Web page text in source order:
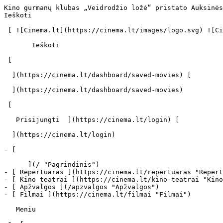
Kino gurmanų klubas „Veidrodžio ložė“ pristato Auksinės palmės šakelės laimėtoją – filmą „Žiemos miegas“ ir kviečia diskutuoti - cinema.lt                            Ieškoti     

 [ ![Cinema.lt](https://cinema.lt/images/logo.svg) ![Cinema.lt](https://cinema.lt/images/favicon.svg) ](https://cinema.lt "Cinema.lt")

       Ieškoti     

 [  

  ](https://cinema.lt/dashboard/saved-movies) [  

  ](https://cinema.lt/dashboard/saved-movies)

 [  

   Prisijungti  ](https://cinema.lt/login) [  

  ](https://cinema.lt/login) 

- [  

      ](/ "Pagrindinis")
- [ Repertuaras ](https://cinema.lt/repertuaras "Repertuaras")
- [ Kino teatrai ](https://cinema.lt/kino-teatrai "Kino teatrai")
- [ Apžvalgos ](/apzvalgos "Apžvalgos")
- [ Filmai ](https://cinema.lt/filmai "Filmai")

   Meniu   

 1. [ 

      cinema.lt  ](/)
2. [  Naujienos  ](https://cinema.lt/naujienos)
3. Kino gurmanų klubas „Veidrodžio ložė“ pristato Auksinės palmės šakelės laimėtoją – filmą „Žiemos miegas“ ir kviečia diskutuoti

Kino gurmanų klubas „Veidrodžio ložė“ pristato Auksinės palmės šakelės laimėtoją – filmą „Žiemos miegas“ ir kviečia diskutuoti
==============================================================================================================================

 Vasario 19 d. 17:30 val. kino centro „Garsas" kino gurmanų klubas „Veidrodžio ložė" vėl plačiai atveria duris į neaprėpiamą kino pasaulį ir visus gero kino mėgėjus kviečia ne tik žiūrėti filmus, bet ir diskutuoti, kalbėtis, ieškoti sprendimų į filme keliamus klausimus. Šiais metais pirmoji „Veidrodžio ložė" skirta prancūzų Tarptautiniame Kanų festivalyje pagrindinį prizą - Auksinę palmės šakelę laimėjusiam filmui „Žiemos miegas". Žiūrovų laukia gilus, įstabiai įtraukiantis ir iki paskutinės minutės nepaleidžiantis turkų filmas. O po filmo tradiciškai prie karštos arbatos puodelio žiūrovai kviečiami diskutuoti, kalbėtis. Diskusiją moderuos kino kritikas Ramūnas Aušrotas (Kaunas).

 Peizažas kaip mėnulyje, atšiaurus oras ir dramaturgija, kurios pavydėtų pats Antonas Čechovas, jei tik būtų gyvas ir žiūrėtų kiną. Būtent toks yra turkų režisieriaus Nuri Bilge Ceylano filmas „Žiemos miegas" (angl. Winter Sleep, 2014). Filmas pasakoja apie centrinėje Anatolijoje gyvenantį viešbučio savininką Aydiną, buvusį aktorių, išgyvenantį egzistencinę bei kūrybinę krizę. Aydinas įsitikinęs, esąs reikšminga figūra savo miestelyje. Jis turi skiltį vietiniame laikraštyje ir rašo knygą apie Turkijos teatro istoriją, tačiau simpatijų jis nesulaukia nei iš miestelėnų, nei iš savo artimųjų. Kino kritikai filmą vadina „visiškai užvaldančiu dėmesį, pasižyminčiu ypatinga vaidyba" („Indiewire"), „kerinčiu filmu" („The Guardian|"), „įtraukiančiu ir užburiančiu opusu" („Variety").

 „Man nepatinka komedijos, nemėgstu juoktis", - sako Ceylanas. Ir tuo sunku patikėti, nes jo kūryba pasižymi intelektualiu humoro jausmu. Vis dėlto geriausiai jam sekasi kurti dramas. Paskutinė - „Žiemos miegas" - giliu psichologizmu, literatūrinėmis nuorodomis bei įtikinančiais charakteriais taip apžavi Tarptautinio Kanų kino festivalio komisiją, kad ši apdovanoja filmą pačiu pagrindiniu apdovanojimu -„Auksine palmės šakele", kino kritikai taip pat liko neabejingi - suteikė savo prestižinį FIPRESCI prizą.

 Prancūzų dienraštis „Libération" cituoja Nuri Bilge Ceylano (pavardę reikia tarti „Dželanas") žodžius: „Šiemet sukanka šimtas metų turkų kinui. Nuostabus sutapimas." Režisierius skyrė savo apdovanojimą „turkų jaunimui - tiems, kurie žuvo praėjusiais metais". Jis turėjo omenyje Turkiją užliejusių antivyriausybinių protestų dalyvius. Pasak Sobolewskio, „Žiemos miegas" trunka per tris valandas ir iš tikrųjų yra didis herojaus monologas. Tačiau kritikas patikina būsimus žiūrovus, kad tos trys valandos jiems nenusibos, jie pasijus taip, tarsi būtų perskaitę Antono Čechovo apsakymą. Režisierius ir pats neslepia, kad penkerius metus, kol rengėsi filmui, jie su žmona daug